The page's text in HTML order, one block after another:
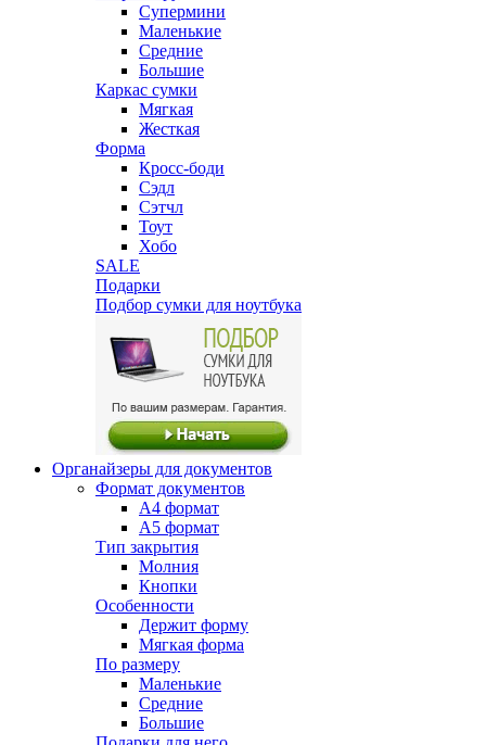
Супермини
Маленькие
Средние
Большие
Каркас сумки
Мягкая
Жесткая
Форма
Кросс-боди
Сэдл
Сэтчл
Тоут
Хобо
SALE
Подарки
Подбор сумки для ноутбука
Органайзеры для документов
Формат документов
А4 формат
А5 формат
Тип закрытия
Молния
Кнопки
Особенности
Держит форму
Мягкая форма
По размеру
Маленькие
Средние
Большие